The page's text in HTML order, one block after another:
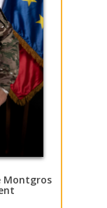
Montgros